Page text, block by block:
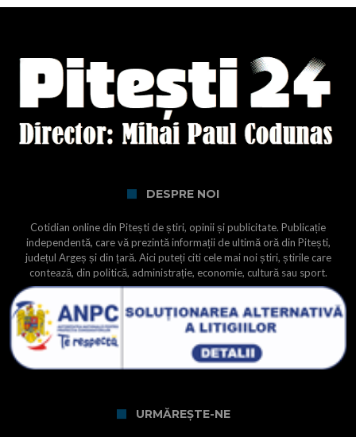
DESPRE NOI
Cotidian online din Pitești de știri, opinii și publicitate. Publicație
independentă, care vă prezintă informații de ultimă oră din Pitești,
județul Argeș și din țară. Aici puteți citi cele mai noi știri, știrile care
contează, din politică, administrație, economie, cultură sau sport.
URMĂREȘTE-NE